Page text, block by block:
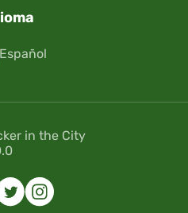
Español
in the City